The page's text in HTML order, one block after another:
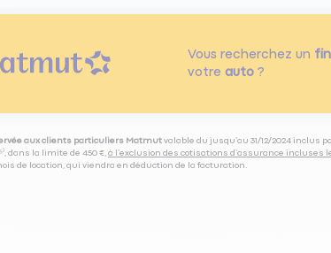
Vous recherchez un
votre auto?
aux clients particuliers Matmut valable du jusqu’au 31/12/2024 inclus
dans la limite de 450 €, à l’exclusion des cotisations d’assurance incluses
de location, qui viendra en déduction de la facturation.